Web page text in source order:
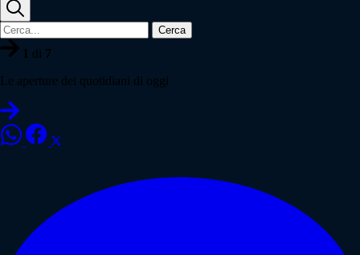
Cerca
1 di 7
Le aperture dei quotidiani di oggi